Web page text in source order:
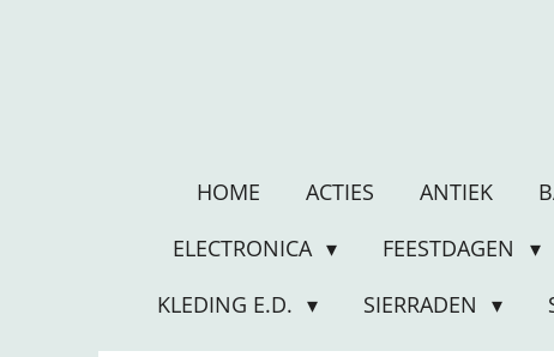
HOME ACTIES ANTIEK
ELECTRONICA
FEESTDAGEN
KLEDING E.D.
SIERRADEN